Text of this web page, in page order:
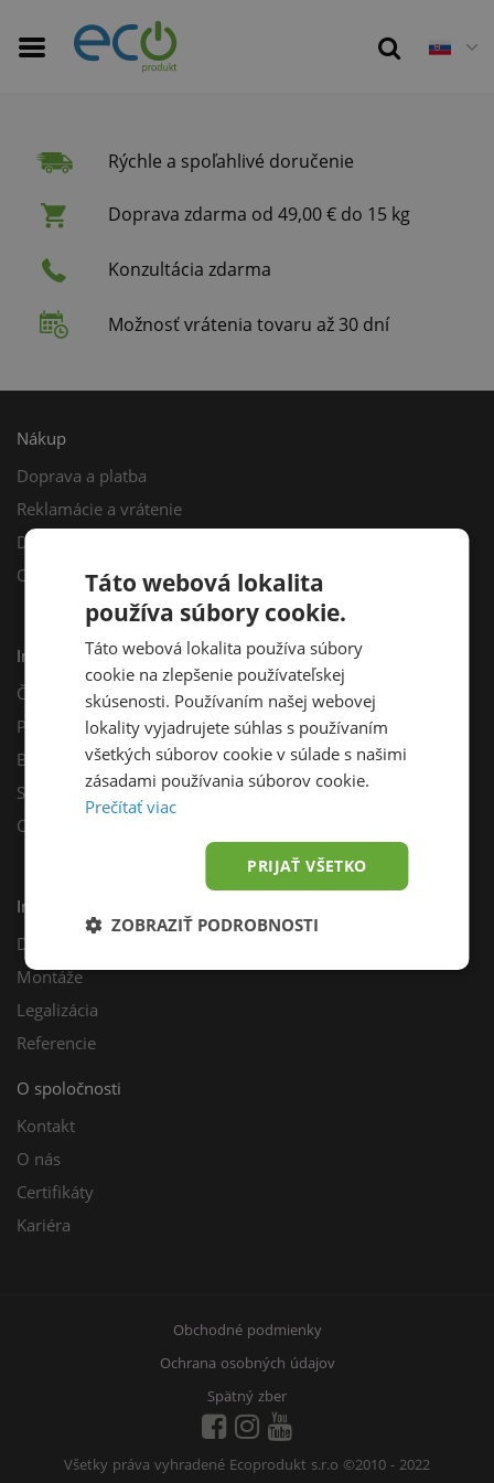
Rýchle a spoľahlivé doručenie
Doprava zdarma od 49,00 € do 15 kg
Konzultácia zdarma
Možnosť vrátenia tovaru až 30 dní
Nákup
Doprava a platba
Reklamácie a vrátenie
Darčekový poukaz
Odberné miesta
Informácie
Často kladené otázky
Poradňa
Blog
Sprievodca výberom fotovoltiky
Odporúčací program
Inštalácie
Dotácie
Montáže
Legalizácia
Referencie
O spoločnosti
Kontakt
O nás
Certifikáty
Kariéra
Obchodné podmienky
Ochrana osobných údajov
Spätný zber
Všetky práva vyhradené Ecoprodukt s.r.o ©2010 - 2022
Táto webová lokalita
používa súbory cookie.
Táto webová lokalita používa súbory
cookie na zlepšenie používateľskej
skúsenosti. Používaním našej webovej
lokality vyjadrujete súhlas s používaním
všetkých súborov cookie v súlade s našimi
zásadami používania súborov cookie.
Prečítať viac
PRIJAŤ VŠETKO
ZOBRAZIŤ PODROBNOSTI